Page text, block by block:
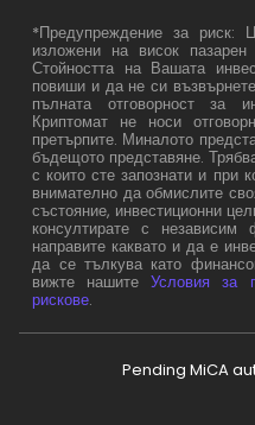
*Предупреждение за риск:
изложени на висок
Стойността на Вашата
повиши и да не си
пълната отговорност за
Криптомат не носи
претърпите. Миналото
бъдещото представяне.
с които сте запознати и при
внимателно да обмислите
състояние, инвестиционни
консултирате с независим
направите каквато и да е
да се тълкува като
вижте нашитеУсловия за
рискове.
Pending MiCA